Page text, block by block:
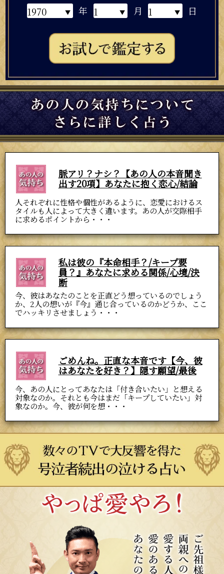
年 月 日
脈アリ？ナシ？【あの人の本音聞き
出す20項】あなたに抱く恋心/結論
人それぞれに性格や個性があるように、恋愛におけるス
タイルも人によって大きく違います。あの人が交際相手
に求めるポイントから・・・
私は彼の『本命相手？/キープ要
員？』あなたに求める関係/心境/決
断
今、彼はあなたのことを正直どう想っているのでしょう
か、2人の想いが『今』通じ合っているのかどうか、ここ
でハッキリさせましょう・・・
ごめんね。正直な本音です【今、彼
はあなたを好き？】隠す願望/最後
今、あの人にとってあなたは「付き合いたい」と想える
対象なのか。それとも今はまだ「キープしていたい」対
象なのか。今、彼が何を想・・・